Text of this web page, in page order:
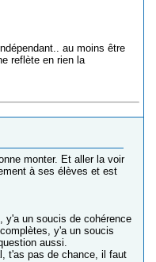
au moins être
reflète en rien la
monter. Et aller la voir
à ses élèves et est
y'a un soucis de cohérence
y'a un soucis
aussi.
t'as pas de chance, il faut